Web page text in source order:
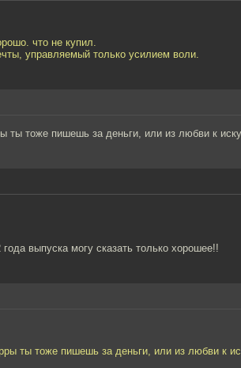
что не купил.
управляемый только усилием воли.
тоже пишешь за деньги, или из любви к
выпуска могу сказать только хорошее!!
ты тоже пишешь за деньги, или из любви к